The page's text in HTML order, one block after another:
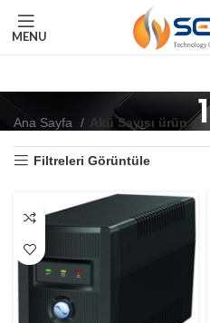
MENU
1
Ana Sayfa Akü Sayısı ürün 1
Filtreleri Görüntüle